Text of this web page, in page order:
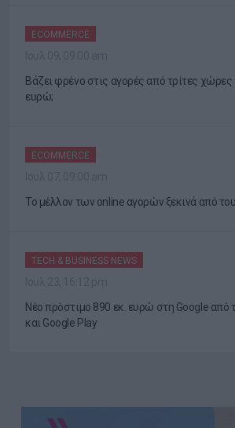
ECOMMERCE
Βάζει φρένο στις αγορές από τρίτες
ευρώ;
ECOMMERCE
Το μέλλον των online αγορών ξεκινά από
TECH & BUSINESS NEWS
Νέο πρόστιμο 890 εκ. ευρώ στη Google από
και Google Play